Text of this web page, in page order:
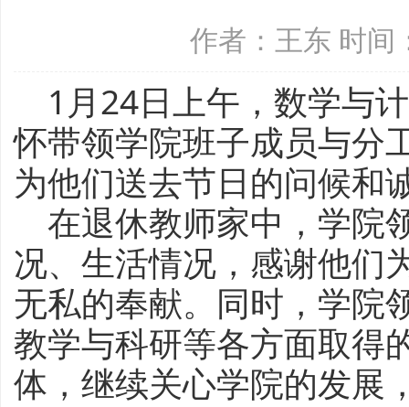
作者：王东 时间
1月24日上午，数学与
怀带领学院班子成员与分
为他们送去节日的问候和
在退休教师家中，学院
况、生活情况，感谢他们
无私的奉献。同时，学院
教学与科研等各方面取得
体，继续关心学院的发展